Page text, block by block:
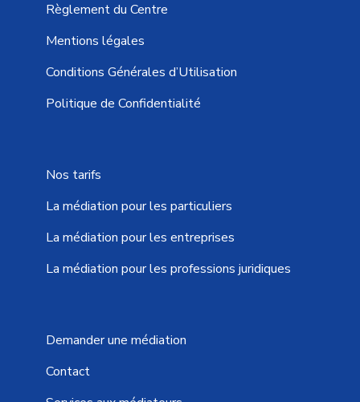
Règlement du Centre
Mentions légales
Conditions Générales d’Utilisation
Politique de Confidentialité
Nos tarifs
La médiation pour les particuliers
La médiation pour les entreprises
La médiation pour les professions juridiques
Demander une médiation
Contact